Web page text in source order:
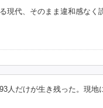
現代、そのまま違和感なく
人だけが生き残った。現地